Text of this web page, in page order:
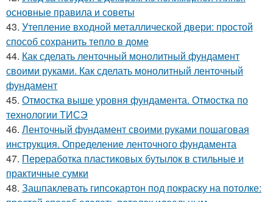
основные правила и советы
43. Утепление входной металлической двери: простой
способ сохранить тепло в доме
44. Как сделать ленточный монолитный фундамент
своими руками. Как сделать монолитный ленточный
фундамент
45. Отмостка выше уровня фундамента. Отмостка по
технологии ТИСЭ
46. Ленточный фундамент своими руками пошаговая
инструкция. Определение ленточного фундамента
47. Переработка пластиковых бутылок в стильные и
практичные сумки
48. Зашпаклевать гипсокартон под покраску на потолке: